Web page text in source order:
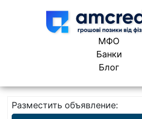
МФО
Банки
Блог
Разместить объявление: